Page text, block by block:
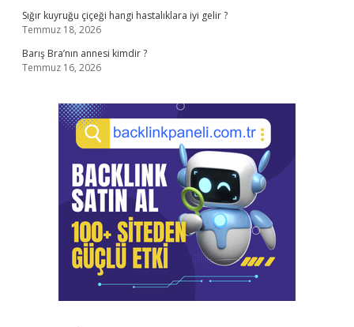
Sığır kuyruğu çiçeği hangi hastalıklara iyi gelir ?
Temmuz 18, 2026
Barış Bra’nın annesi kimdir ?
Temmuz 16, 2026